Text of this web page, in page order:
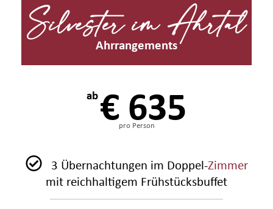
Silvester im Ahrtal
Ahrrangements
ab€ 635
pro Person
3 Übernachtungen im Doppel-Zimmer
mit reichhaltigem Frühstücksbuffet